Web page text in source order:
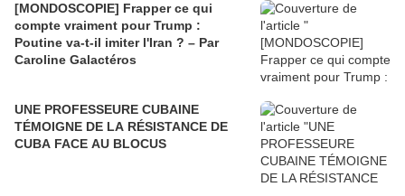
[MONDOSCOPIE] Frapper ce qui
compte vraiment pour Trump :
Poutine va-t-il imiter l'Iran ? – Par
Caroline Galactéros
UNE PROFESSEURE CUBAINE
TÉMOIGNE DE LA RÉSISTANCE DE
CUBA FACE AU BLOCUS